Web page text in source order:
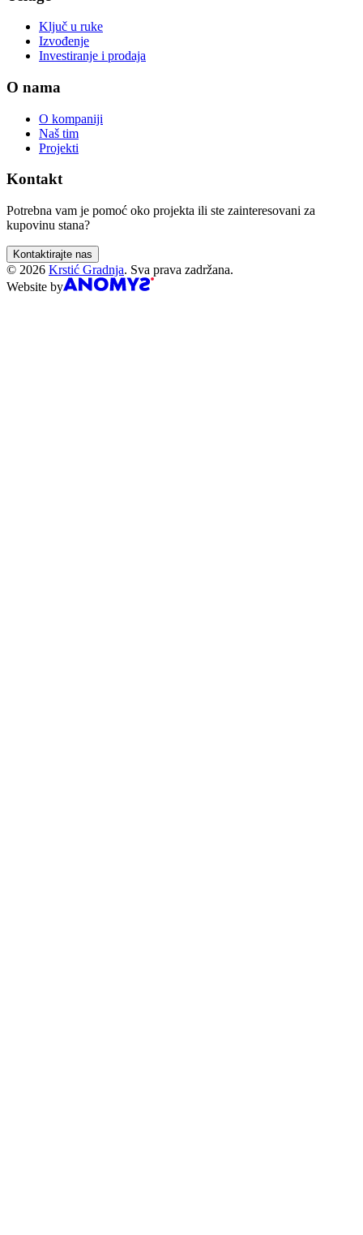
Ključ u ruke
Izvođenje
Investiranje i prodaja
O nama
O kompaniji
Naš tim
Projekti
Kontakt
Potrebna vam je pomoć oko projekta ili ste zainteresovani za
kupovinu stana?
Kontaktirajte nas
© 2026 Krstić Gradnja. Sva prava zadržana.
Website by